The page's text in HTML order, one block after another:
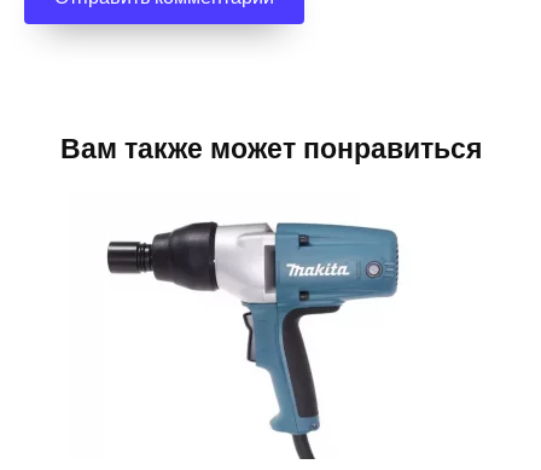
Вам также может понравиться